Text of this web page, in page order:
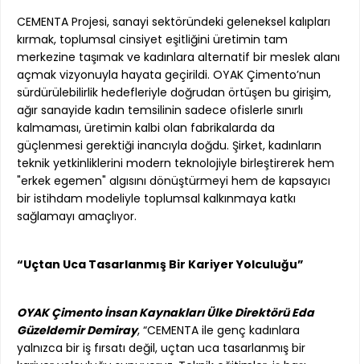
CEMENTA Projesi, sanayi sektöründeki geleneksel kalıpları
kırmak, toplumsal cinsiyet eşitliğini üretimin tam
merkezine taşımak ve kadınlara alternatif bir meslek alanı
açmak vizyonuyla hayata geçirildi. OYAK Çimento’nun
sürdürülebilirlik hedefleriyle doğrudan örtüşen bu girişim,
ağır sanayide kadın temsilinin sadece ofislerle sınırlı
kalmaması, üretimin kalbi olan fabrikalarda da
güçlenmesi gerektiği inancıyla doğdu. Şirket, kadınların
teknik yetkinliklerini modern teknolojiyle birleştirerek hem
"erkek egemen" algısını dönüştürmeyi hem de kapsayıcı
bir istihdam modeliyle toplumsal kalkınmaya katkı
sağlamayı amaçlıyor.
“Uçtan Uca Tasarlanmış Bir Kariyer Yolculuğu”
OYAK Çimento İnsan Kaynakları Ülke Direktörü Eda
Güzeldemir Demiray, “CEMENTA ile genç kadınlara
yalnızca bir iş fırsatı değil, uçtan uca tasarlanmış bir